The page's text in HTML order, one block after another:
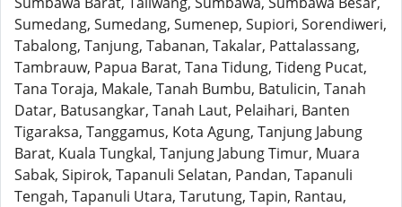
Sumedang, Sumedang, Sumenep, Supiori, Sorendiweri,
Tabalong, Tanjung, Tabanan, Takalar, Pattalassang,
Tambrauw, Papua Barat, Tana Tidung, Tideng Pucat,
Tana Toraja, Makale, Tanah Bumbu, Batulicin, Tanah
Datar, Batusangkar, Tanah Laut, Pelaihari, Banten
Tigaraksa, Tanggamus, Kota Agung, Tanjung Jabung
Barat, Kuala Tungkal, Tanjung Jabung Timur, Muara
Sabak, Sipirok, Tapanuli Selatan, Pandan, Tapanuli
Tengah, Tapanuli Utara, Tarutung, Tapin, Rantau,